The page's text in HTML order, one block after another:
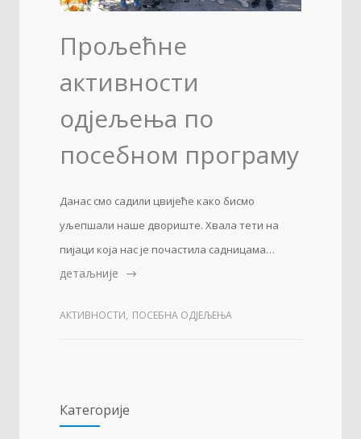
Прољећне
активности
одјељења по
посебном програму
Данас смо садили цвијеће како бисмо
уљепшали наше двориште. Хвала тети на
пијаци која нас је почастила садницама…
детаљније
АКТИВНОСТИ, ПОСЕБНА ОДЈЕЉЕЊА
Категорије